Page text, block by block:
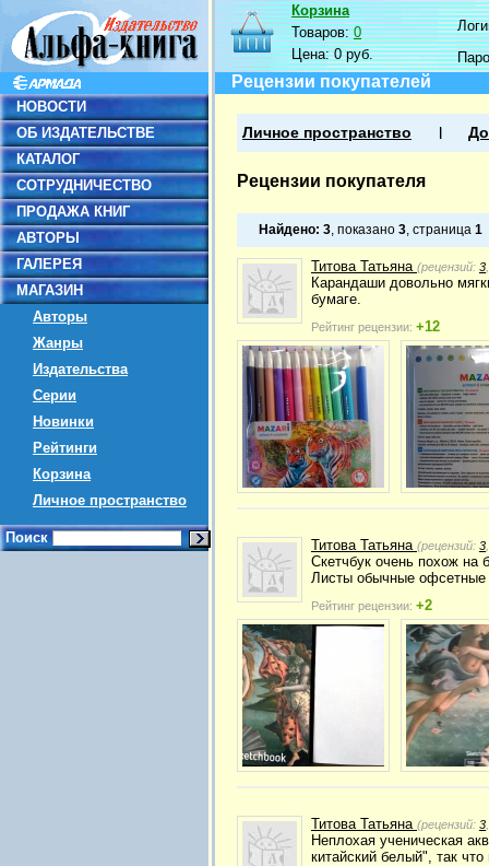
НОВОСТИ
ОБ ИЗДАТЕЛЬСТВЕ
КАТАЛОГ
СОТРУДНИЧЕСТВО
ПРОДАЖА КНИГ
АВТОРЫ
ГАЛЕРЕЯ
МАГАЗИН
Авторы
Жанры
Издательства
Серии
Новинки
Рейтинги
Корзина
Личное пространство
Поиск
Корзина
Товаров:0
Цена:0 руб.
Рецензии покупателей
Личное пространство
Рецензии покупателя
Найдено: 3, показано 3, страница 1
Титова Татьяна (рецензий: 3
Карандаши довольно
бумаге.
Рейтинг рецензии: +12
Титова Татьяна (рецензий: 3
Скетчбук очень похож на
Листы обычные офсетные
Рейтинг рецензии: +2
Титова Татьяна (рецензий: 3
Неплохая ученическая
китайский белый", так